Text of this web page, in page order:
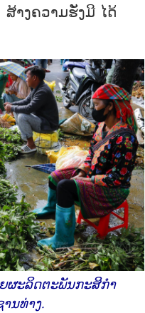
າງຄວາມຮັ່ງມີ ໄດ້
ຜະລິດຕະພັນກະສິກຳ
ນທ່າງ.